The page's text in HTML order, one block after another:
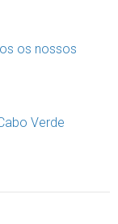
os nossos
Verde